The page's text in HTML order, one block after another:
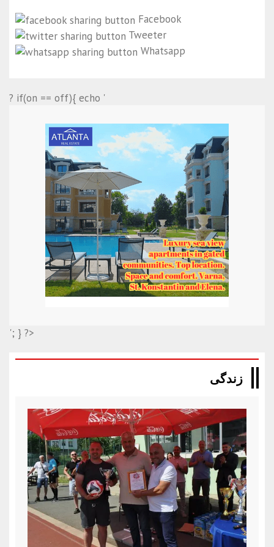
Facebook
Tweeter
Whatsapp
? if(on == off){ echo '
'; } ?>
زندگی